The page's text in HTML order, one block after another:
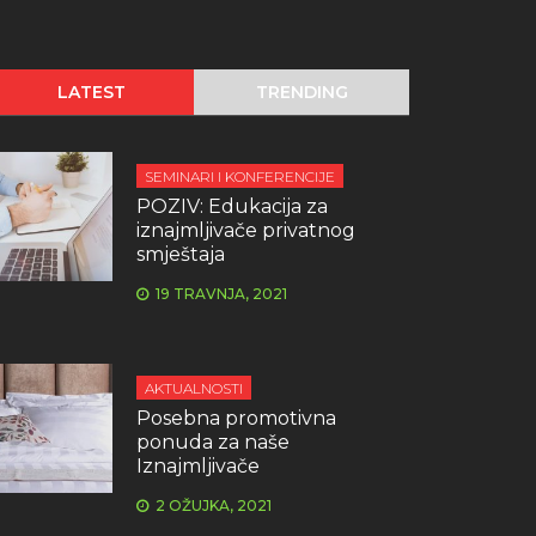
LATEST TRENDING
SEMINARI I KONFERENCIJE
POZIV: Edukacija za
iznajmljivače privatnog
smještaja
19 TRAVNJA, 2021
AKTUALNOSTI
Posebna promotivna
ponuda za naše
Iznajmljivače
2 OŽUJKA, 2021